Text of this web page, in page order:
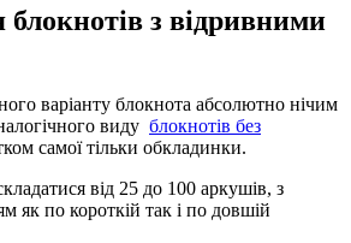
блокнотів з відривними
варіанту блокнота абсолютно нічим
виду блокнотів без
самої тільки обкладинки.
від 25 до 100 аркушів, з
як по короткій так і по довшій